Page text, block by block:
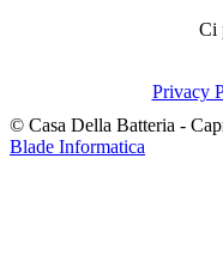
Ci
Privacy
© Casa Della Batteria -
Blade Informatica